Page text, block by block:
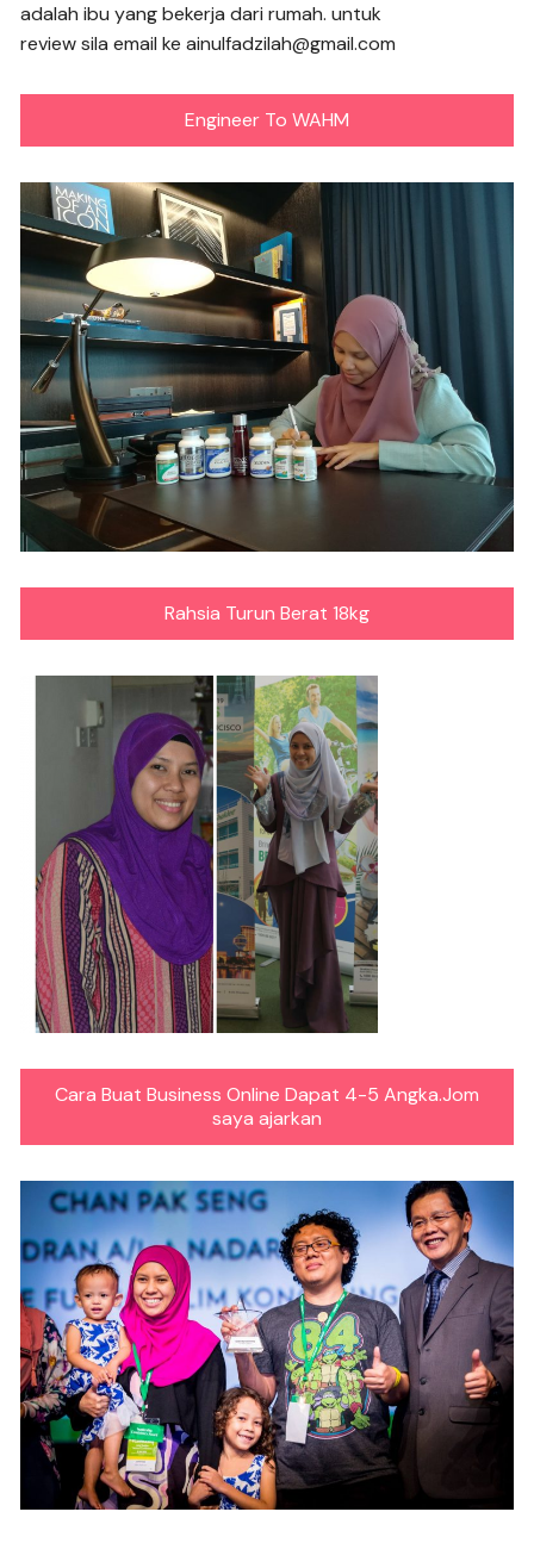
adalah ibu yang bekerja dari rumah. untuk
review sila email ke ainulfadzilah@gmail.com
Engineer To WAHM
Rahsia Turun Berat 18kg
Cara Buat Business Online Dapat 4-5 Angka.Jom
saya ajarkan